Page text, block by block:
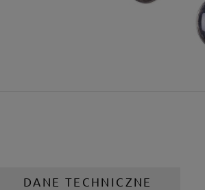
DANE TECHNICZNE